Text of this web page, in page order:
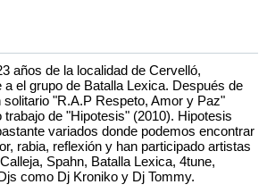
años de la localidad de Cervelló,
a el grupo de Batalla Lexica. Después de
"R.A.P Respeto, Amor y Paz"
trabajo de "Hipotesis" (2010). Hipotesis
variados donde podemos encontrar
rabia, reflexión y han participado artistas
Spahn, Batalla Lexica, 4tune,
como Dj Kroniko y Dj Tommy.